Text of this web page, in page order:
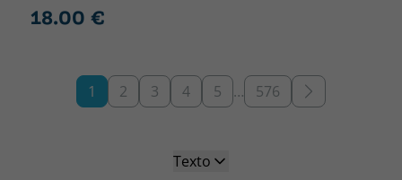
18.00 €
1 2 3 4 5 … 576
Texto